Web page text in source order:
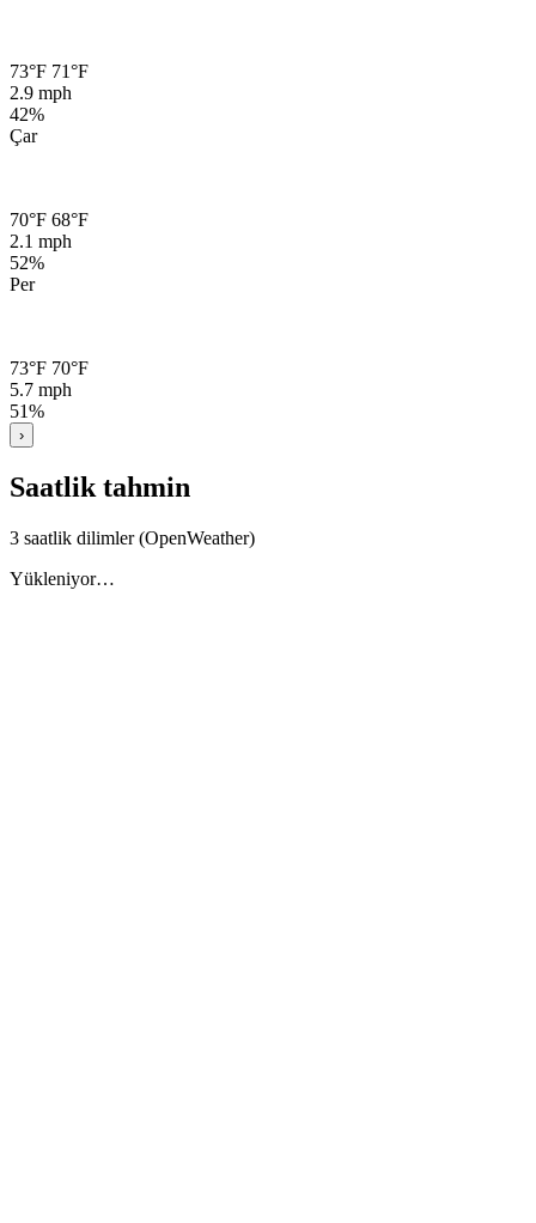
73°F 71°F
2.9 mph
42%
Çar
70°F 68°F
2.1 mph
52%
Per
73°F 70°F
5.7 mph
51%
›
Saatlik tahmin
3 saatlik dilimler (OpenWeather)
Yükleniyor…